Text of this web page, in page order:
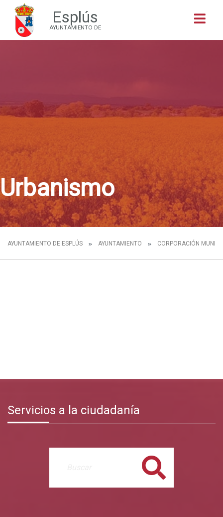
Esplús
AYUNTAMIENTO DE
Urbanismo
AYUNTAMIENTO DE ESPLÚS AYUNTAMIENTO CORPORACIÓN
Servicios a la ciudadanía
Buscar